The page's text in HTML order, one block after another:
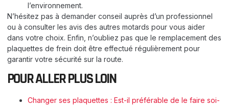
l’environnement.
N’hésitez pas à demander conseil auprès d’un professionnel
ou à consulter les avis des autres motards pour vous aider
dans votre choix. Enfin, n’oubliez pas que le remplacement des
plaquettes de frein doit être effectué régulièrement pour
garantir votre sécurité sur la route.
POUR ALLER PLUS LOIN
Changer ses plaquettes : Est-il préférable de le faire soi-